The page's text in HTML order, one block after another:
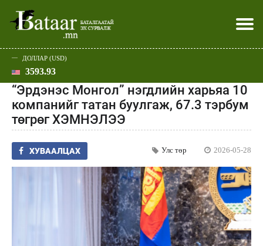
Эхлэл
Улс төр
Нийгэм
Эдийн засаг
Дэлхий
Спорт
Шар
Батаар юу хэлэв
Хэвлэл мэдээллээр
ДОЛЛАР (USD)
3593.93
“Эрдэнэс Монгол” нэгдлийн харьяа 10
компанийг татан буулгаж, 67.3 тэрбум
төгрөг ХЭМНЭЛЭЭ
ХУВААЛЦАХ Улс төр 2026-05-28